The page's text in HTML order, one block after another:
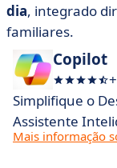
dia, integrado
familiares.
Copilot
Simplifique o
Assistente
Mais informação